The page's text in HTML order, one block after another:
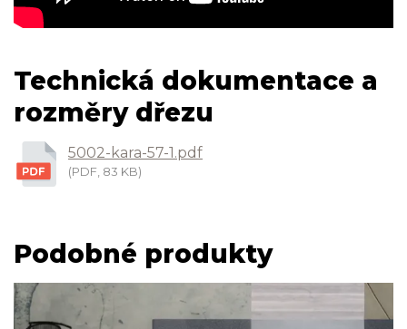
Technická dokumentace a
rozměry dřezu
5002-kara-57-1.pdf
(PDF, 83 KB)
Podobné produkty